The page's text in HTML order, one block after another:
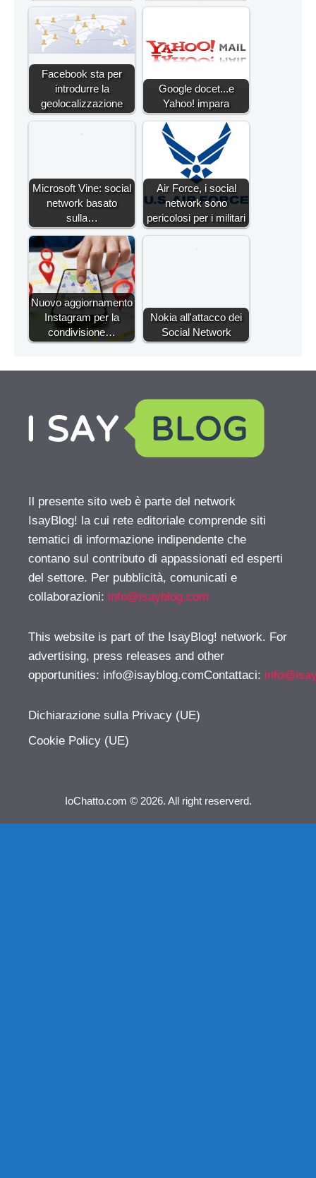
Facebook sta per
introdurre la
geolocalizzazione
Google docet...e
Yahoo! impara
Microsoft Vine: social
network basato
sulla…
Air Force, i social
network sono
pericolosi per i militari
Nuovo aggiornamento
Instagram per la
condivisione…
Nokia all'attacco dei
Social Network
Il presente sito web è parte del network
IsayBlog! la cui rete editoriale comprende siti
tematici di informazione indipendente che
contano sul contributo di appassionati ed esperti
del settore. Per pubblicità, comunicati e
collaborazioni: info@isayblog.com
This website is part of the IsayBlog! network. For
advertising, press releases and other
opportunities: info@isayblog.comContattaci:
Dichiarazione sulla Privacy (UE)
Cookie Policy (UE)
IoChatto.com © 2026. All right reserverd.